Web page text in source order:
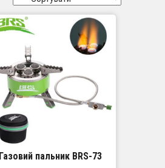
Газовий пальник BRS-73